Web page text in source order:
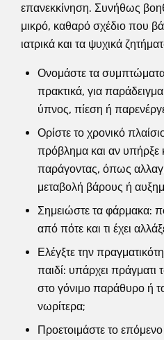
επανεκκίνηση. Συνήθως
μικρό, καθαρό σχέδιο που
ιατρικά και τα ψυχικά
Ονομάστε τα
πρακτικά, για
ύπνος, πίεση ή
Ορίστε το χρονικό
πρόβλημα και αν υπήρξε
παράγοντας, όπως
μεταβολή βάρους ή
Σημειώστε τα φάρμακα:
από πότε και τι έχει
Ελέγξτε την
παιδί: υπάρχει πράγματι
στο γόνιμο παράθυρο ή
νωρίτερα;
Προετοιμάστε το